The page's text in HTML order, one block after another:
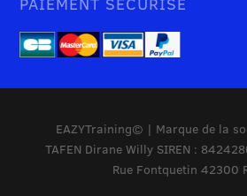
EAZYTraining© | Marque de la
TAFEN Dirane Willy SIREN :
Rue Fontquetin 42300